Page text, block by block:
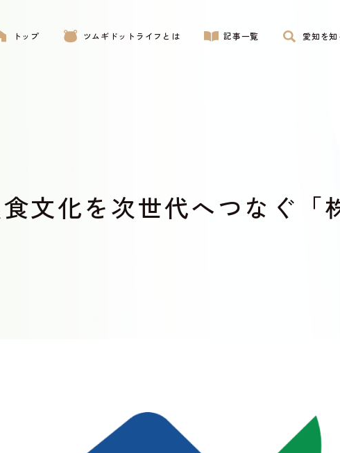
トップ ツムギドットライフとは 記事一覧 愛知を知
文化を次世代へつなぐ「